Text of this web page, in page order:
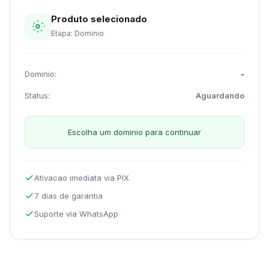
Produto selecionado
Etapa: Dominio
Dominio: -
Status: Aguardando
Escolha um dominio para continuar
Ativacao imediata via PIX
7 dias de garantia
Suporte via WhatsApp